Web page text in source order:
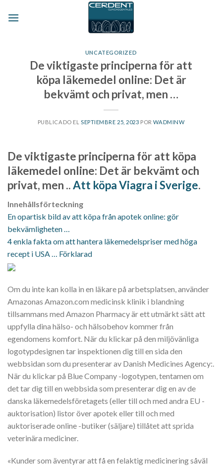
UNCATEGORIZED
De viktigaste principerna för att
köpa läkemedel online: Det är
bekvämt och privat, men …
PUBLICADO EL SEPTIEMBRE 25, 2023 PORWADMINW
De viktigaste principerna för att köpa
läkemedel online: Det är bekvämt och
privat, men ..Att köpa Viagra i Sverige.
Innehållsförteckning
En opartisk bild av att köpa från apotek online: gör
bekvämligheten …
4 enkla fakta om att hantera läkemedelspriser med höga
recept i USA … Förklarad
Om du inte kan kolla in en läkare på arbetsplatsen, använder
Amazonas Amazon.com medicinsk klinik i blandning
tillsammans med Amazon Pharmacy är ett utmärkt sätt att
uppfylla dina hälso- och hälsobehov kommer från
egendomens komfort. När du klickar på den miljövänliga
logotypdesignen tar inspektionen dig till en sida den
webbsidan som du presenterar av Danish Medicines Agency:.
När du klickar på Blue Company -logotypen, tentamen om
det tar dig till en webbsida som presenterar dig en av de
danska läkemedelsföretagets (eller till och med andra EU -
auktorisation) listor över apotek eller till och med
auktoriserade online -butiker (säljare) tillåtet att sprida
veterinära mediciner.
«Kunder som äventyrar att få en felaktig medicinering såväl